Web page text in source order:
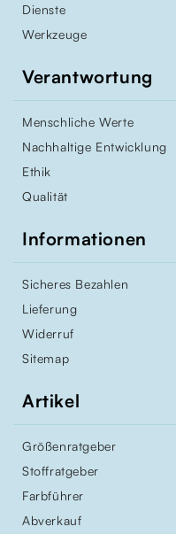
Dienste
Werkzeuge
Verantwortung
Menschliche Werte
Nachhaltige Entwicklung
Ethik
Qualität
Informationen
Sicheres Bezahlen
Lieferung
Widerruf
Sitemap
Artikel
Größenratgeber
Stoffratgeber
Farbführer
Abverkauf